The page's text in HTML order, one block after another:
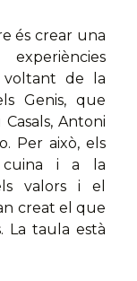
és crear una
voltant de la
Genis, que
Antoni
Per això, els
cuina i a la
valors i el
creat el que
La taula està